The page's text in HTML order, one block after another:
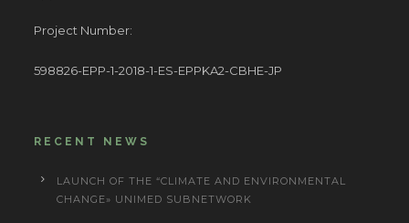
Project Number:
598826-EPP-1-2018-1-ES-EPPKA2-CBHE-JP
RECENT NEWS
LAUNCH OF THE “CLIMATE AND ENVIRONMENTAL
CHANGE» UNIMED SUBNETWORK